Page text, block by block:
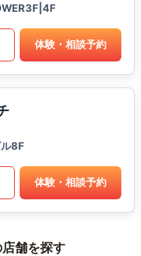
体験・相談予約
8F
体験・相談予約
舗を探す